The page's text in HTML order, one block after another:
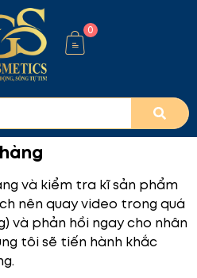
0
và kiểm tra kĩ sản phẩm
nên quay video trong quá
và phản hồi ngay cho nhân
tôi sẽ tiến hành khắc